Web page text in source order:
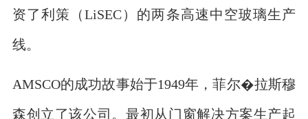
资了利策（LiSEC）的两条高速中空玻璃生产
线。
AMSCO的成功故事始于1949年，菲尔�拉斯穆
森创立了该公司。最初从门窗解决方案生产起